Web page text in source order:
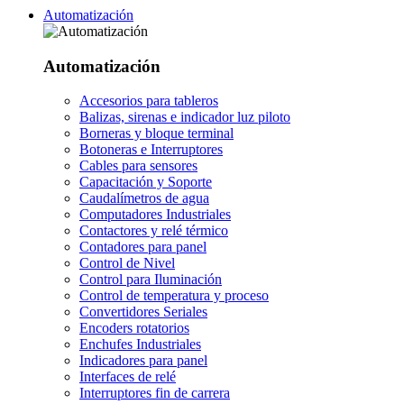
Automatización
Automatización
Accesorios para tableros
Balizas, sirenas e indicador luz piloto
Borneras y bloque terminal
Botoneras e Interruptores
Cables para sensores
Capacitación y Soporte
Caudalímetros de agua
Computadores Industriales
Contactores y relé térmico
Contadores para panel
Control de Nivel
Control para Iluminación
Control de temperatura y proceso
Convertidores Seriales
Encoders rotatorios
Enchufes Industriales
Indicadores para panel
Interfaces de relé
Interruptores fin de carrera